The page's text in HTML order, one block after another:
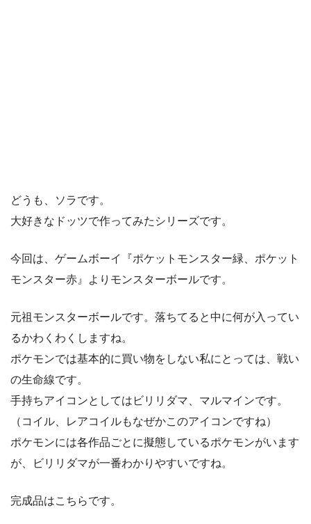
どうも、ソラです。
大好きなドッツで作ってみたシリーズです。
今回は、ゲームボーイ『ポケットモンスター緑、ポケット
モンスター赤』よりモンスターボールです。
元祖モンスターボールです。落ちてると中に何が入ってい
るかわくわくしますね。
ポケモンでは基本的に買い物をしない私にとっては、戦い
の生命線です。
手持ちアイコンとしてはビリリダマ、マルマインです。
（コイル、レアコイルもなぜかこのアイコンですね）
ポケモンには各作品ごとに擬態しているポケモンがいます
が、ビリリダマが一番わかりやすいですね。
完成品はこちらです。